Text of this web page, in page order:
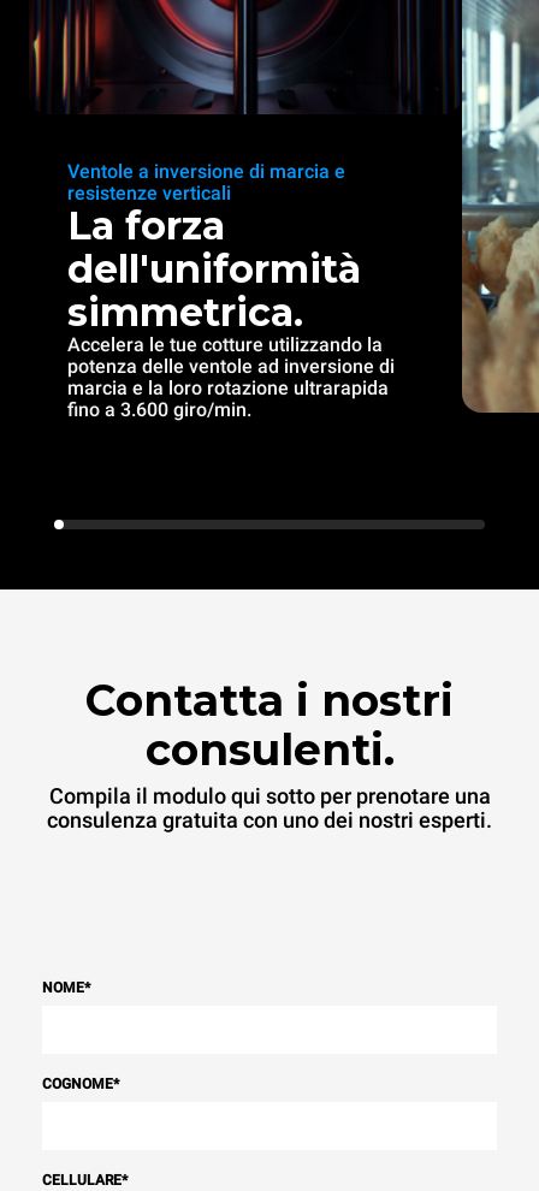
Ventole a inversione di marcia e
resistenze verticali
La forza
dell'uniformità
simmetrica.
Accelera le tue cotture utilizzando la
potenza delle ventole ad inversione di
marcia e la loro rotazione ultrarapida
fino a 3.600 giro/min.
Contatta i nostri
consulenti.
Compila il modulo qui sotto per prenotare una
consulenza gratuita con uno dei nostri esperti.
NOME*
COGNOME*
CELLULARE*